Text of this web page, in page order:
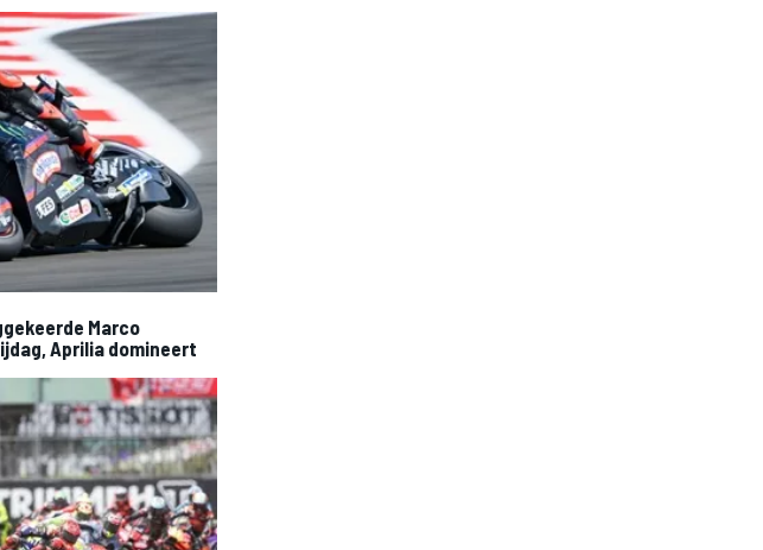
Marco
Aprilia domineert